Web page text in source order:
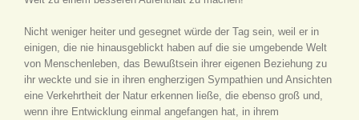
Nicht weniger heiter und gesegnet würde der Tag sein, weil er in
einigen, die nie hinausgeblickt haben auf die sie umgebende Welt
von Menschenleben, das Bewußtsein ihrer eigenen Beziehung zu
ihr weckte und sie in ihren engherzigen Sympathien und Ansichten
eine Verkehrtheit der Natur erkennen ließe, die ebenso groß und,
wenn ihre Entwicklung einmal angefangen hat, in ihrem